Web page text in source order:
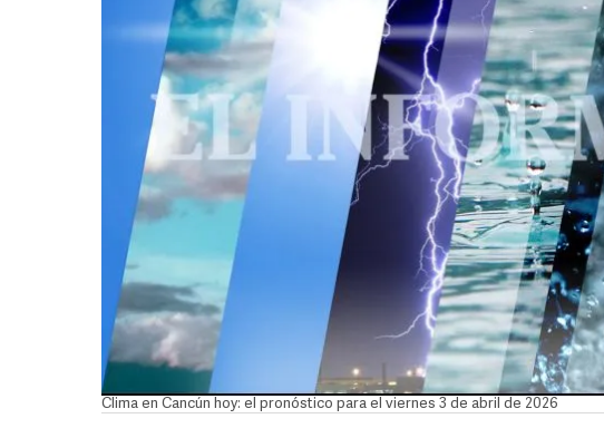
Clima en Cancún hoy: el pronóstico para el viernes 3 de abril de 2026